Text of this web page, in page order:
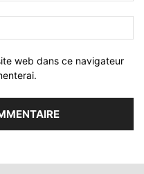
web dans ce navigateur